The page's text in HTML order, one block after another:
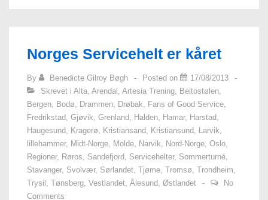
Norges Servicehelt er kåret
By Benedicte Gilroy Bøgh Posted on
17/08/2013
Skrevet i Alta, Arendal , Artesia Trening, Beitostølen,
Bergen, Bodø, Drammen, Drøbak, Fans of Good Service,
Fredrikstad, Gjøvik, Grenland, Halden, Hamar, Harstad,
Haugesund, Kragerø, Kristiansand, Kristiansund, Larvik,
lillehammer, Midt-Norge, Molde, Narvik, Nord-Norge, Oslo,
Regioner, Røros, Sandefjord, Servicehelter, Sommerturné,
Stavanger, Svolvær, Sørlandet, Tjøme, Tromsø, Trondheim,
Trysil , Tønsberg, Vestlandet, Ålesund, Østlandet
No
Comments